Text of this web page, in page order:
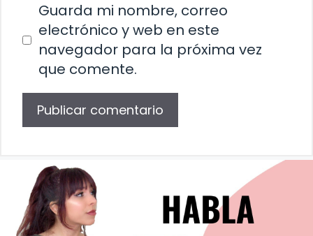
Guarda mi nombre, correo
electrónico y web en este
navegador para la próxima vez
que comente.